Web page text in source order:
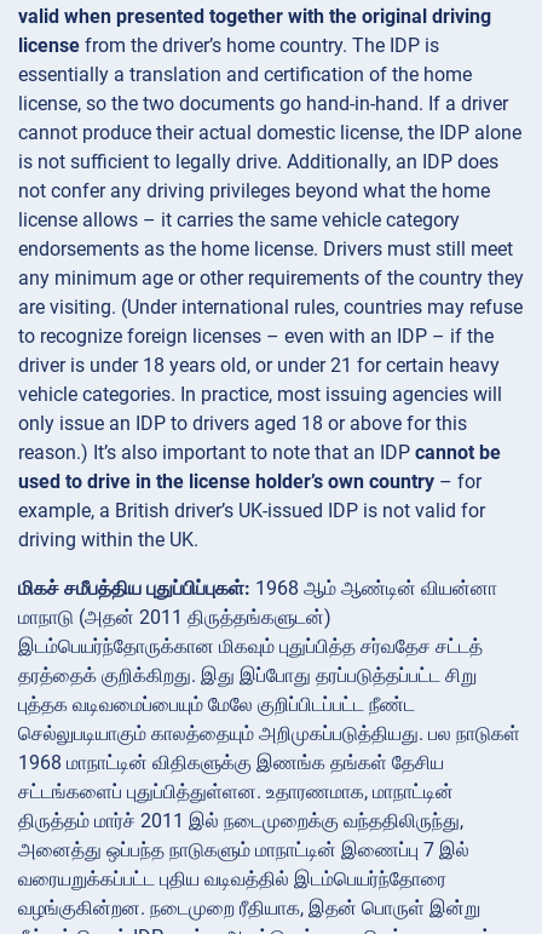
valid when presented together with the original driving
license from the driver’s home country​. The IDP is
essentially a translation and certification of the home
license, so the two documents go hand-in-hand. If a driver
cannot produce their actual domestic license, the IDP alone
is not sufficient to legally drive. Additionally, an IDP does
not confer any driving privileges beyond what the home
license allows – it carries the same vehicle category
endorsements as the home license​. Drivers must still meet
any minimum age or other requirements of the country they
are visiting. (Under international rules, countries may refuse
to recognize foreign licenses – even with an IDP – if the
driver is under 18 years old, or under 21 for certain heavy
vehicle categories​. In practice, most issuing agencies will
only issue an IDP to drivers aged 18 or above for this
reason.) It’s also important to note that an IDP cannot be
used to drive in the license holder’s own country – for
example, a British driver’s UK-issued IDP is not valid for
driving within the UK​.
மிகச் சமீபத்திய புதுப்பிப்புகள்: 1968 ஆம் ஆண்டின் வியன்னா
மாநாடு (அதன் 2011 திருத்தங்களுடன்)
இடம்பெயர்ந்தோருக்கான மிகவும் புதுப்பித்த சர்வதேச சட்டத்
தரத்தைக் குறிக்கிறது. இது இப்போது தரப்படுத்தப்பட்ட சிறு
புத்தக வடிவமைப்பையும் மேலே குறிப்பிடப்பட்ட நீண்ட
செல்லுபடியாகும் காலத்தையும் அறிமுகப்படுத்தியது. பல நாடுகள்
1968 மாநாட்டின் விதிகளுக்கு இணங்க தங்கள் தேசிய
சட்டங்களைப் புதுப்பித்துள்ளன. உதாரணமாக, மாநாட்டின்
திருத்தம் மார்ச் 2011 இல் நடைமுறைக்கு வந்ததிலிருந்து,
அனைத்து ஒப்பந்த நாடுகளும் மாநாட்டின் இணைப்பு 7 இல்
வரையறுக்கப்பட்ட புதிய வடிவத்தில் இடம்பெயர்ந்தோரை
வழங்குகின்றன. நடைமுறை ரீதியாக, இதன் பொருள் இன்று